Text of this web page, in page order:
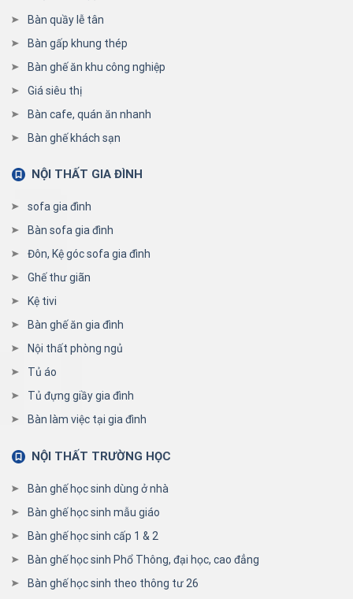
Bàn quầy lễ tân
Bàn gấp khung thép
Bàn ghế ăn khu công nghiệp
Giá siêu thị
Bàn cafe, quán ăn nhanh
Bàn ghế khách sạn
NỘI THẤT GIA ĐÌNH
sofa gia đình
Bàn sofa gia đình
Đôn, Kệ góc sofa gia đình
Ghế thư giãn
Kệ tivi
Bàn ghế ăn gia đình
Nội thất phòng ngủ
Tủ áo
Tủ đựng giầy gia đình
Bàn làm việc tại gia đình
NỘI THẤT TRƯỜNG HỌC
Bàn ghế học sinh dùng ở nhà
Bàn ghế học sinh mẫu giáo
Bàn ghế học sinh cấp 1 & 2
Bàn ghế học sinh Phổ Thông, đại học, cao đẳng
Bàn ghế học sinh theo thông tư 26